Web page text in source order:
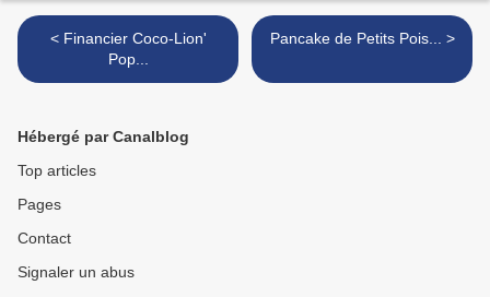
< Financier Coco-Lion'
Pop...
Pancake de Petits Pois... >
Hébergé par Canalblog
Top articles
Pages
Contact
Signaler un abus